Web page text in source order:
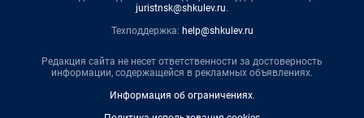
juristnsk@shkulev.ru.
Техподдержка: help@shkulev.ru
Редакция сайта не несет ответственности за достоверность
информации, содержащейся в рекламных объявлениях.
Информация об ограничениях.